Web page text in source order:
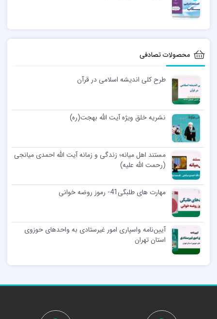
محصولات تصادفی
طرح کلی اندیشه اسلامی در قرآن
نشریه خلق ویژه آیت الله بهجت(ره)
مستند اهل میانه؛ زندگی و زمانه آیت الله احمدی میانجی
(رحمت الله علیه)
مهارت های طلبگی41- رموز روضه خوانی
آیین‌نامه واسپاری امور غیرستادی به واحدهای حوزوی
استان تهران